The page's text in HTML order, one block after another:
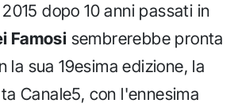
dopo 10 anni passati in
Famosi sembrerebbe pronta
la sua 19esima edizione, la
Canale5, con l'ennesima